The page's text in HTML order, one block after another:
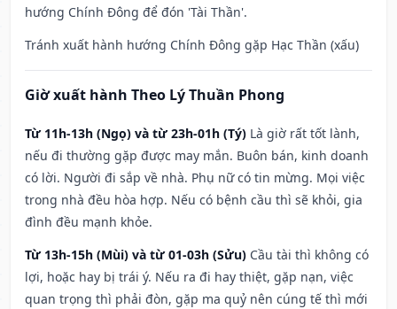
hướng Chính Đông để đón 'Tài Thần'.
Tránh xuất hành hướng Chính Đông gặp Hạc Thần (xấu)
Giờ xuất hành Theo Lý Thuần Phong
Từ 11h-13h (Ngọ) và từ 23h-01h (Tý) Là giờ rất tốt lành,
nếu đi thường gặp được may mắn. Buôn bán, kinh doanh
có lời. Người đi sắp về nhà. Phụ nữ có tin mừng. Mọi việc
trong nhà đều hòa hợp. Nếu có bệnh cầu thì sẽ khỏi, gia
đình đều mạnh khỏe.
Từ 13h-15h (Mùi) và từ 01-03h (Sửu) Cầu tài thì không có
lợi, hoặc hay bị trái ý. Nếu ra đi hay thiệt, gặp nạn, việc
quan trọng thì phải đòn, gặp ma quỷ nên cúng tế thì mới